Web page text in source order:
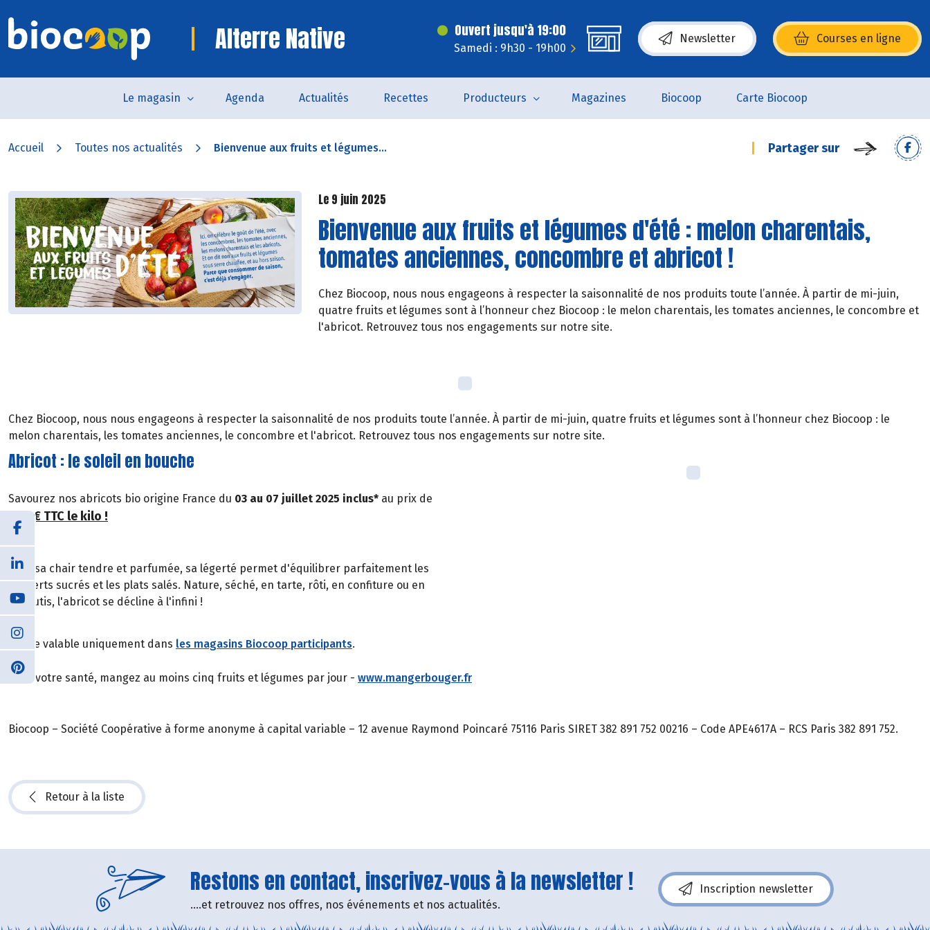
Alterre Native Ouvert jusqu'à 19:00
Samedi : 9h30 - 19h00
Newsletter Courses en ligne
(s’ouvre dans une nouvelle fenêtre)
Le magasin Agenda Actualités Recettes Producteurs Magazines Biocoop Carte Biocoop
Accueil Toutes nos actualités Bienvenue aux fruits et légumes... Partager sur
Le 9 juin 2025
Bienvenue aux fruits et légumes d'été : melon charentais,
tomates anciennes, concombre et abricot !
Chez Biocoop, nous nous engageons à respecter la saisonnalité de nos produits toute l’année. À partir de mi-juin,
quatre fruits et légumes sont à l’honneur chez Biocoop : le melon charentais, les tomates anciennes, le concombre et
l'abricot. Retrouvez tous nos engagements sur notre site.
Chez Biocoop, nous nous engageons à respecter la saisonnalité de nos produits toute l’année. À partir de mi-juin, quatre fruits et légumes sont à l’honneur chez Biocoop : le
melon charentais, les tomates anciennes, le concombre et l'abricot. Retrouvez tous nos engagements sur notre site.
Abricot : le soleil en bouche
Savourez nos abricots bio origine France du 03 au 07 juillet 2025 inclus* au prix de
4,50€ TTC le kilo !
Avec sa chair tendre et parfumée, sa légerté permet d'équilibrer parfaitement les
desserts sucrés et les plats salés. Nature, séché, en tarte, rôti, en confiture ou en
clafoutis, l'abricot se décline à l'infini !
*Offre valable uniquement dans les magasins Biocoop participants.
Pour votre santé, mangez au moins cinq fruits et légumes par jour - www.mangerbouger.fr
Biocoop – Société Coopérative à forme anonyme à capital variable – 12 avenue Raymond Poincaré 75116 Paris SIRET 382 891 752 00216 – Code APE4617A – RCS Paris 382 891 752.
Retour à la liste
Restons en contact, inscrivez-vous à la newsletter !
....et retrouvez nos offres, nos événements et nos actualités.
Inscription newsletter